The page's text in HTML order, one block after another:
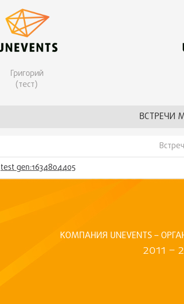
Григорий
(тест)
ВСТРЕЧИ
test gen:1634804405
КОМПАНИЯ UNEVENTS –
2011 –